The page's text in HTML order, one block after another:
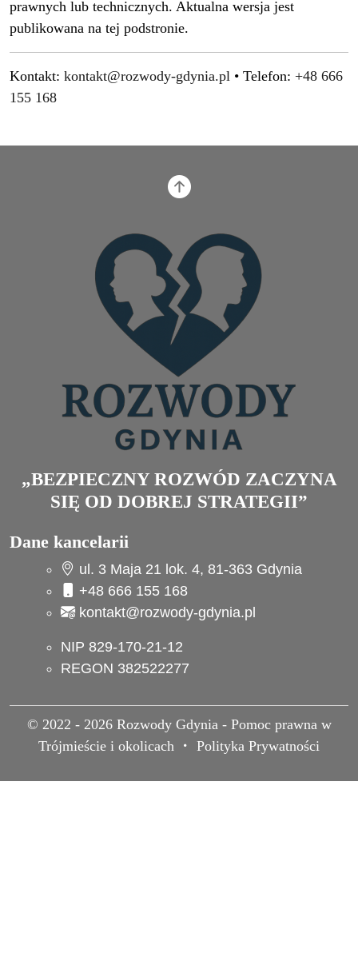
prawnych lub technicznych. Aktualna wersja jest
publikowana na tej podstronie.
Kontakt: kontakt@rozwody-gdynia.pl • Telefon: +48 666
155 168
„BEZPIECZNY ROZWÓD ZACZYNA
SIĘ OD DOBREJ STRATEGII”
Dane kancelarii
ul. 3 Maja 21 lok. 4, 81-363 Gdynia
+48 666 155 168
kontakt@rozwody-gdynia.pl
NIP 829-170-21-12
REGON 382522277
© 2022 - 2026 Rozwody Gdynia - Pomoc prawna w
Trójmieście i okolicach
Polityka Prywatności